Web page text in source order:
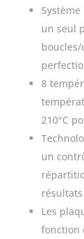
un seul
8
210°C
un
Les
fonction